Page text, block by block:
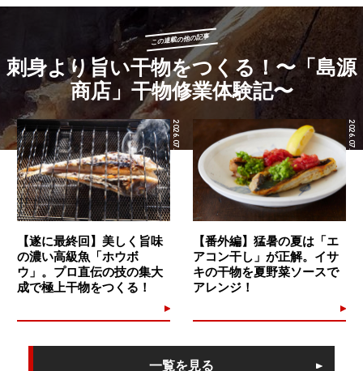
この連載の他の記事
刺身より旨い干物をつくる！〜「島源
商店」干物修業体験記〜
2026.07.24
【遂に最終回】美しく旨味
の濃い高級魚「ホウボ
ウ」。プロ直伝の技の集大
成で極上干物をつくる！
2026.07.17
【番外編】猛暑の夏は「エ
アコン干し」が正解。イサ
キの干物を夏野菜ソースで
アレンジ！
一覧を見る